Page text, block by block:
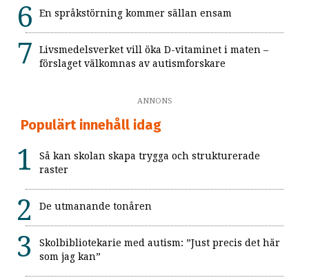
En språkstörning kommer sällan ensam
Livsmedelsverket vill öka D-vitaminet i maten –
förslaget välkomnas av autismforskare
ANNONS
Populärt innehåll idag
Så kan skolan skapa trygga och strukturerade
raster
De utmanande tonåren
Skolbibliotekarie med autism: ”Just precis det här
som jag kan”